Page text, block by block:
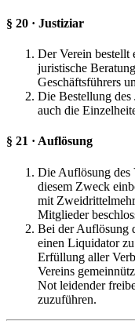
§ 20 · Justiziar
Der Verein bestellt
juristische
Geschäftsführers
Die Bestellung des
auch die
§ 21 · Auflösung
Die Auflösung des
diesem Zweck
mit
Mitglieder
Bei der Auflösung
einen Liquidator
Erfüllung aller
Vereins
Not leidender
zuzuführen.